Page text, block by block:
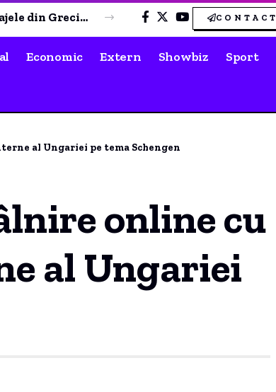
Fiul primăriței din Berchișești, medic veterinar, acuzat și reținut pentru uciderea a sute de câini CONTACT
Economic Extern Showbiz Sport
al Ungariei pe tema Schengen
online cu
al Ungariei